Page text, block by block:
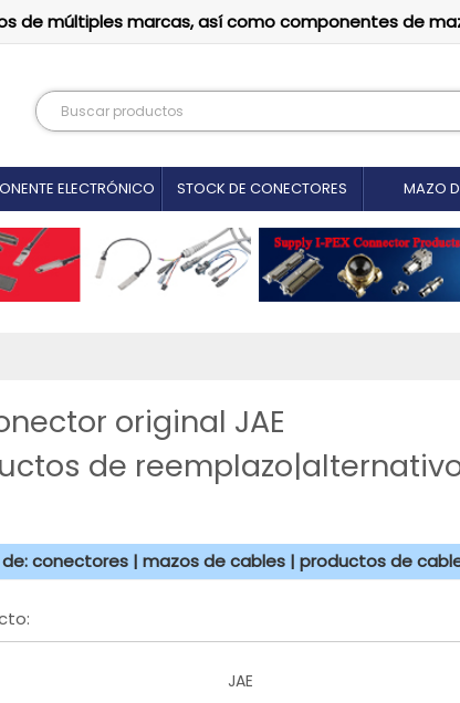
múltiples marcas, así como componentes de
ELECTRÓNICO STOCK DE CONECTORES MAZO
original JAE
de
conectores | mazos de cables | productos de
JAE